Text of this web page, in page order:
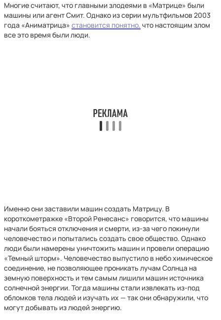
Многие считают, что главными злодеями в «Матрице» были
машины или агент Смит. Однако из серии мультфильмов 2003
года «Аниматрица» становится понятно, что настоящим злом
все это время были люди.
Именно они заставили машин создать Матрицу. В
короткометражке «Второй Ренесанс» говорится, что машины
начали бояться отключения и смерти, из-за чего покинули
человечество и попытались создать свое общество. Однако
люди были намерены уничтожить машин и провели операцию
«Темный шторм». Человечество выпустило в небо химическое
соединение, не позволяющее проникать лучам Солнца на
земную поверхность и тем самым лишили машин источника
солнечной энергии. Тогда машины стали извлекать из-под
обломков тела людей и изучать их — так они обнаружили, что
могут добывать из людей энергию.